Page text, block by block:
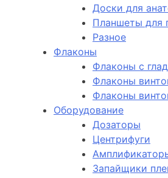
Доски для
Планшеты для
Разное
Флаконы
Флаконы с
Флаконы
Флаконы
Оборудование
Дозаторы
Центрифуги
Запайщики